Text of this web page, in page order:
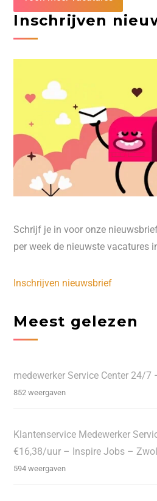
Inschrijven
Schrijf je in voor onze
per week de nieuwste vacatures
Inschrijven nieuwsbrief
Meest gelezen
medewerker Service Center 24/
852 weergaven
Klantenservice Medewerker
€16,38/uur – Inspire Jobs –
594 weergaven